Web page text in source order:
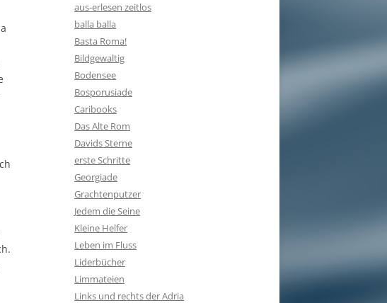
aus-erlesen zeitlos
balla balla
Basta Roma!
Bildgewaltig
Bodensee
Bosporusiade
Caribooks
Das Alte Rom
Davids Sterne
erste Schritte
Georgiade
Grachtenputzer
Jedem die Seine
Kleine Helfer
Leben im Fluss
Liderbücher
Limmateien
Links und rechts der Adria